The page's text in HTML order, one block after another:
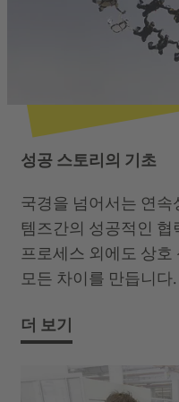
성공 스토리의 기초
국경을 넘어서는 연속
템즈간의 성공적인
프로세스 외에도 상호
모든 차이를 만듭니다.
더 보기